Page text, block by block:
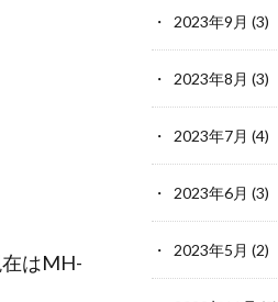
はMH-
2023年9月 (3)
2023年8月 (3)
2023年7月 (4)
2023年6月 (3)
2023年5月 (2)